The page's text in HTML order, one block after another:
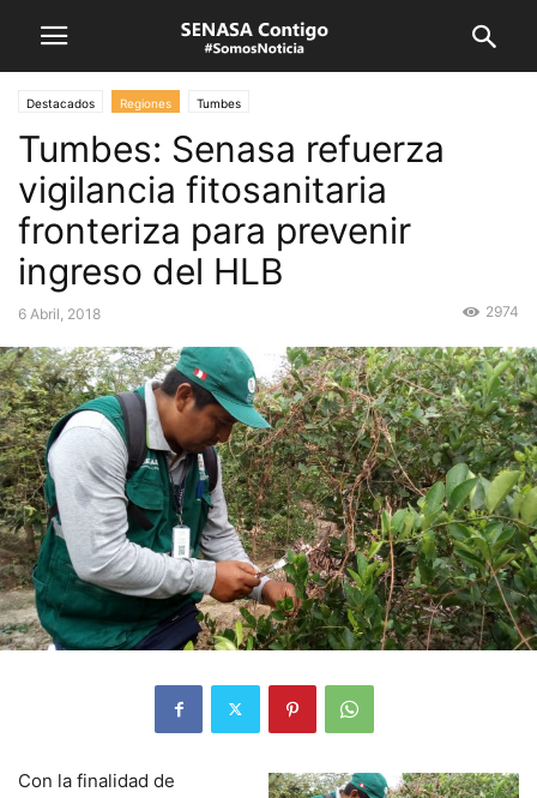
Destacados Regiones Tumbes
Tumbes: Senasa refuerza
vigilancia fitosanitaria
fronteriza para prevenir
ingreso del HLB
6 Abril, 2018 2974
Con la finalidad de